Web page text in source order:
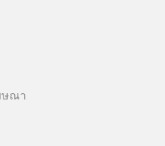
บยาก ผมอยากแนะนำ
ามเครียด ลดความวิตกกังวล
ณา